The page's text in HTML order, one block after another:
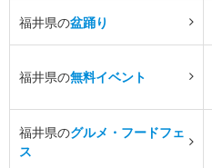
福井県の盆踊り
福井県の無料イベント
福井県のグルメ・フードフェ
ス